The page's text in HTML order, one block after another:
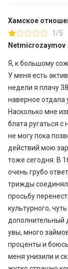
Хамское
1/5
Netmicrozaymov
Я, к большому
У меня есть
недели я плачу
наверное
Насколько мне
блата ругаться с
не могу пока
действий мою
тоже сегодня. В
очень грубо
трижды
просьбу
культурного,
дополнительный
увы, много
проценты и
меня унизили и